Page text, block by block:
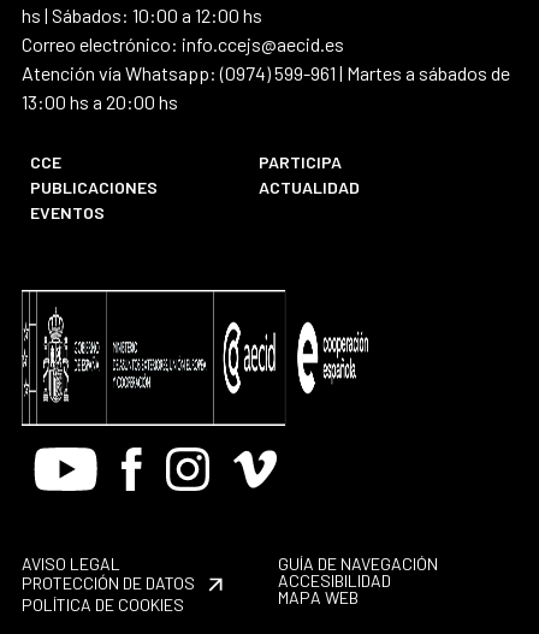
hs | Sábados: 10:00 a 12:00 hs
Correo electrónico: info.ccejs@aecid.es
Atención vía Whatsapp: (0974) 599-961 | Martes a sábados de
13:00 hs a 20:00 hs
CCE
PARTICIPA
PUBLICACIONES
ACTUALIDAD
EVENTOS
Youtube FacebookInstagram
Vimeo
AVISO LEGAL
PROTECCIÓN DE DATOS
POLÍTICA DE COOKIES
GUÍA DE NAVEGACIÓN
ACCESIBILIDAD
MAPA WEB